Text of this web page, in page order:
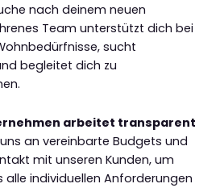
nach deinem neuen
Team unterstützt dich bei
sucht
begleitet dich zu
arbeitet transparent
an vereinbarte Budgets und
mit unseren Kunden, um
alle individuellen Anforderungen